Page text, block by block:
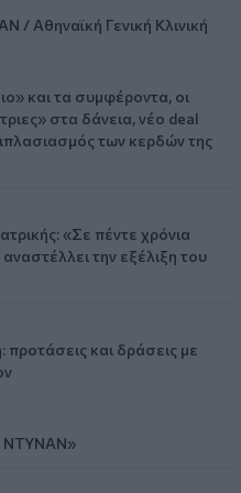
/ Αθηναϊκή Γενική Κλινική
και τα συμφέροντα, οι
στα δάνεια, νέο deal
των κερδών της
«Σε πέντε χρόνια
την εξέλιξη του
και δράσεις με
ΝΤΥΝΑΝ»